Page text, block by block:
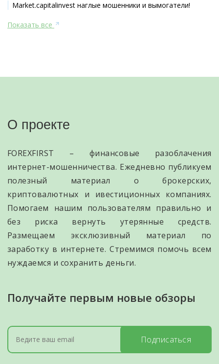
Market.capitalinvest наглые мошенники и вымогатели!
Показать все
О проекте
FOREXFIRST – финансовые разоблачения
интернет-мошенничества. Ежедневно публикуем
полезный материал о брокерских,
криптовалютных и ивестиционных компаниях.
Помогаем нашим пользователям правильно и
без риска вернуть утерянные средств.
Размещаем эксклюзивный материал по
заработку в интернете. Стремимся помочь всем
нуждаемся и сохранить деньги.
Получайте первым новые обзоры
Подписаться